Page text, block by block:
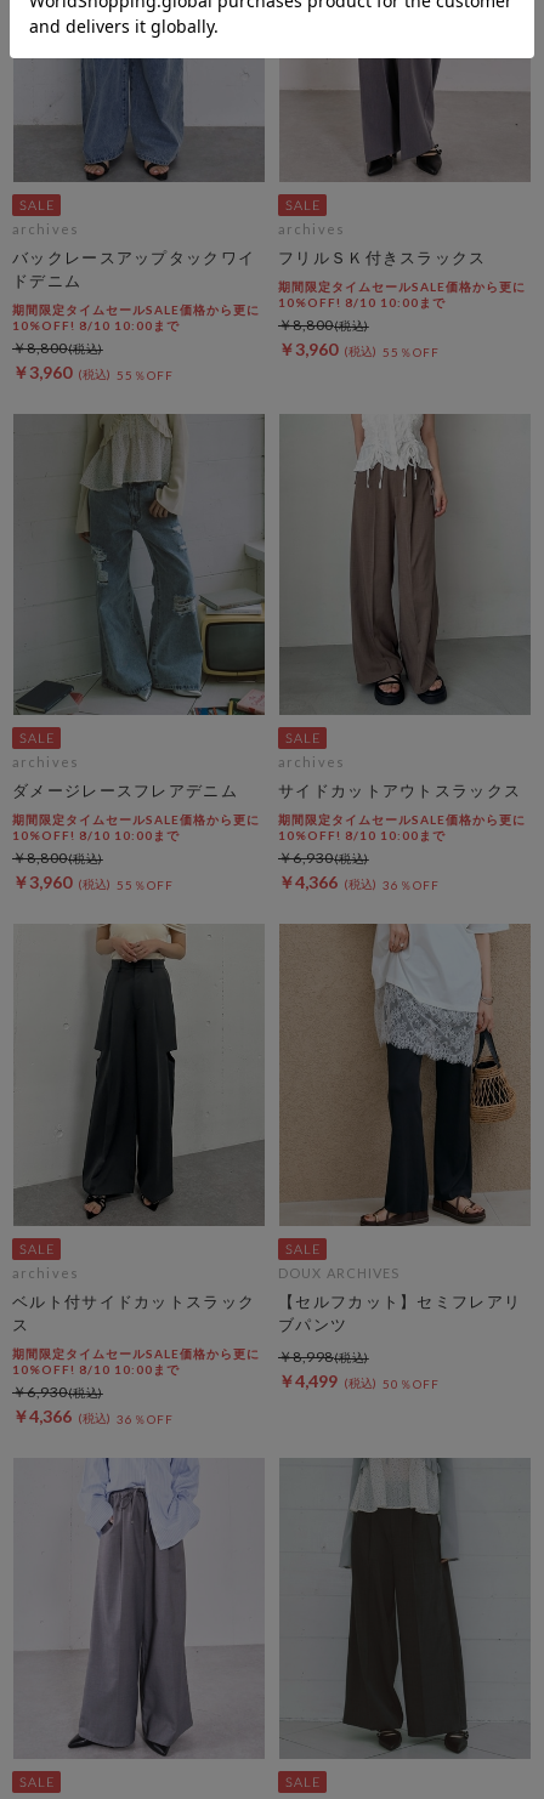
archives
バックレースアップタックワイ
ドデニム
期間限定タイムセールSALE価格から更に
10%OFF! 8/10 10:00まで
￥3,960 55％OFF
￥8,800
archives
フリルＳＫ付きスラックス
期間限定タイムセールSALE価格から更に
10%OFF! 8/10 10:00まで
￥3,960 55％OFF
￥8,800
archives
ダメージレースフレアデニム
期間限定タイムセールSALE価格から更に
10%OFF! 8/10 10:00まで
￥3,960 55％OFF
￥8,800
archives
サイドカットアウトスラックス
期間限定タイムセールSALE価格から更に
10%OFF! 8/10 10:00まで
￥4,366 36％OFF
￥6,930
archives
ベルト付サイドカットスラック
ス
期間限定タイムセールSALE価格から更に
10%OFF! 8/10 10:00まで
￥4,366 36％OFF
￥6,930
DOUX ARCHIVES
【セルフカット】セミフレアリ
ブパンツ
￥4,499 50％OFF
￥8,998